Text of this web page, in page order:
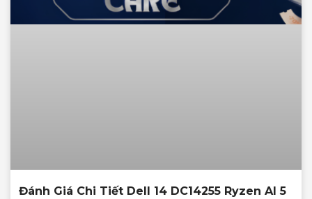
Đánh Giá Chi Tiết Dell 14 DC14255 Ryzen AI 5